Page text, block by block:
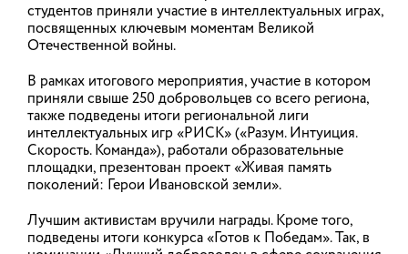
АНОНСЫ
Открыт прием заявок на шестой
сезон Знание.Премия
Российское общество «Знание» запустило
шестой сезон главной просветительской награды
страны Знание.Премия. Заявки принимаются до
сентября 2026 года на официальном сайте.
Регистрировать можно себя, проекты, компании и
студентов приняли участие в интеллектуальных играх,
посвященных ключевым моментам Великой
Отечественной войны.
В рамках итогового мероприятия, участие в котором
приняли свыше 250 добровольцев со всего региона,
также подведены итоги региональной лиги
интеллектуальных игр «РИСК» («Разум. Интуиция.
Скорость. Команда»), работали образовательные
площадки, презентован проект «Живая память
поколений: Герои Ивановской земли».
Лучшим активистам вручили награды. Кроме того,
подведены итоги конкурса «Готов к Победам». Так, в